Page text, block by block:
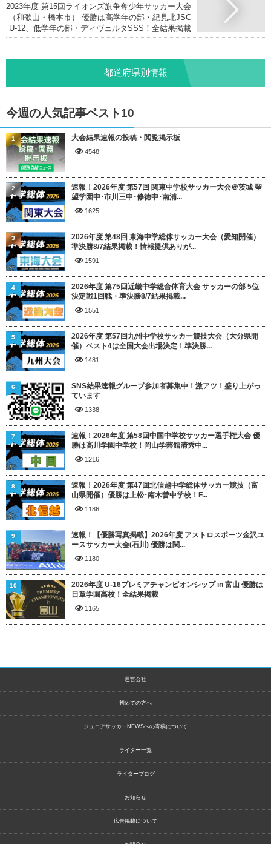
2023年度 第15回ライオンズ旗争奪少年サッカー大会
（和歌山・橋本市） 優勝は高学年の部・紀見北JSC
U-12、低学年の部・ディヴェルタSSS！全結果掲載
都道府県別情報
今週の人気記事ベスト10
大会結果速報の投稿・閲覧掲示板
4548
1
速報！2026年度 第57回 関東中学校サッカー大会＠茨城 聖
望学園中･市川三中･修徳中･南浦...
1625
2
2026年度 第48回 東海中学総体サッカー大会（愛知開催）
準決勝8/7結果掲載！情報提供ありが...
1591
3
2026年度 第75回近畿中学総合体育大会 サッカーの部 5位
決定戦1回戦・準決勝8/7結果掲載...
1551
4
2026年度 第57回九州中学校サッカー競技大会（大分県開
催）ベスト4は全国大会出場決定！準決勝...
1481
5
SNS結果速報グループ参加者募集中！激アツ！盛り上がっ
ています
1338
6
速報！2026年度 第58回中国中学校サッカー選手権大会 優
勝は高川学園中学校！岡山学芸館清秀中...
1216
7
速報！2026年度 第47回北信越中学総体サッカー競技（富
山県開催）優勝は上松･南木曽中学校！F...
1186
8
速報！【優勝写真掲載】2026年度 アストロスポーツ金沢ユ
ースサッカー大会(石川) 優勝は関...
1180
9
2026年度 U-16プレミアチャンピオンシップ in 富山 優勝は
日章学園高校！全結果掲載
1165
10
運営会社
初めての方へ
ジュニアサッカーNEWSへの寄稿について
ライター一覧
ライターブログ
お知らせ
広告掲載について